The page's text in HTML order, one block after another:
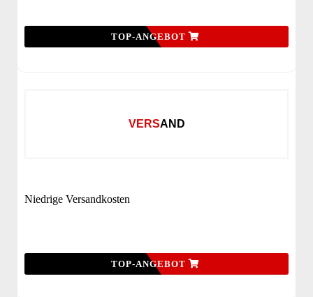
TOP-ANGEBOT
VERSAND
Niedrige Versandkosten
TOP-ANGEBOT